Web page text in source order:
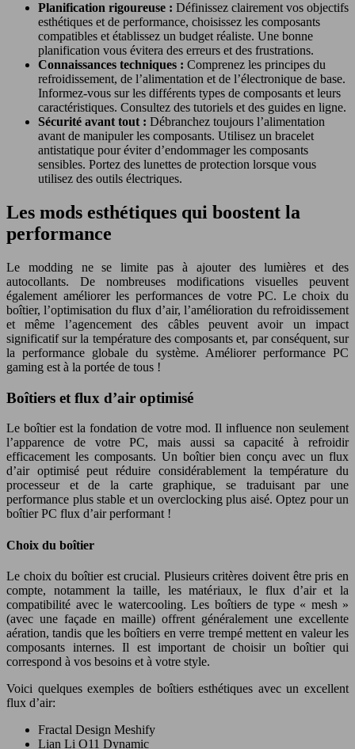
Planification rigoureuse : Définissez clairement vos objectifs
esthétiques et de performance, choisissez les composants
compatibles et établissez un budget réaliste. Une bonne
planification vous évitera des erreurs et des frustrations.
Connaissances techniques : Comprenez les principes du
refroidissement, de l’alimentation et de l’électronique de base.
Informez-vous sur les différents types de composants et leurs
caractéristiques. Consultez des tutoriels et des guides en ligne.
Sécurité avant tout : Débranchez toujours l’alimentation
avant de manipuler les composants. Utilisez un bracelet
antistatique pour éviter d’endommager les composants
sensibles. Portez des lunettes de protection lorsque vous
utilisez des outils électriques.
Les mods esthétiques qui boostent la
performance
Le modding ne se limite pas à ajouter des lumières et des
autocollants. De nombreuses modifications visuelles peuvent
également améliorer les performances de votre PC. Le choix du
boîtier, l’optimisation du flux d’air, l’amélioration du refroidissement
et même l’agencement des câbles peuvent avoir un impact
significatif sur la température des composants et, par conséquent, sur
la performance globale du système. Améliorer performance PC
gaming est à la portée de tous !
Boîtiers et flux d’air optimisé
Le boîtier est la fondation de votre mod. Il influence non seulement
l’apparence de votre PC, mais aussi sa capacité à refroidir
efficacement les composants. Un boîtier bien conçu avec un flux
d’air optimisé peut réduire considérablement la température du
processeur et de la carte graphique, se traduisant par une
performance plus stable et un overclocking plus aisé. Optez pour un
boîtier PC flux d’air performant !
Choix du boîtier
Le choix du boîtier est crucial. Plusieurs critères doivent être pris en
compte, notamment la taille, les matériaux, le flux d’air et la
compatibilité avec le watercooling. Les boîtiers de type « mesh »
(avec une façade en maille) offrent généralement une excellente
aération, tandis que les boîtiers en verre trempé mettent en valeur les
composants internes. Il est important de choisir un boîtier qui
correspond à vos besoins et à votre style.
Voici quelques exemples de boîtiers esthétiques avec un excellent
flux d’air:
Fractal Design Meshify
Lian Li O11 Dynamic